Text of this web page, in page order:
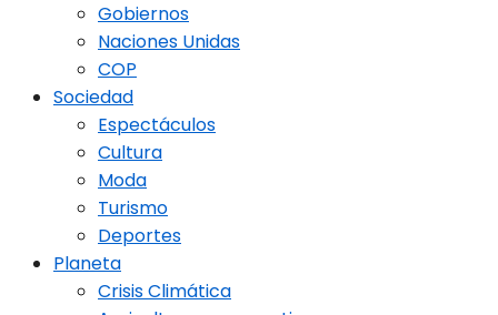
Gobiernos
Naciones Unidas
COP
Sociedad
Espectáculos
Cultura
Moda
Turismo
Deportes
Planeta
Crisis Climática